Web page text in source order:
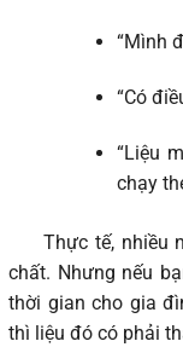
“Mình
“Có
“Liệu
chạy
Thực tế, nhiều
chất. Nhưng nếu
thời gian cho gia
thì liệu đó có phải